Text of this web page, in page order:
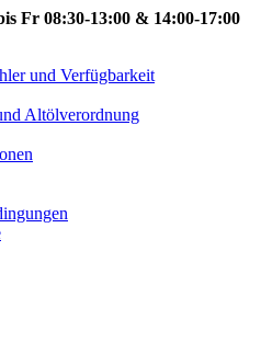
Fr 08:30-13:00 & 14:00-17:00
und Verfügbarkeit
Altölverordnung